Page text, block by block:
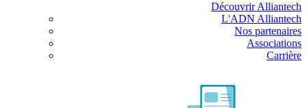
Découvrir Alliantech
L'ADN Alliantech
Nos partenaires
Associations
Carrière